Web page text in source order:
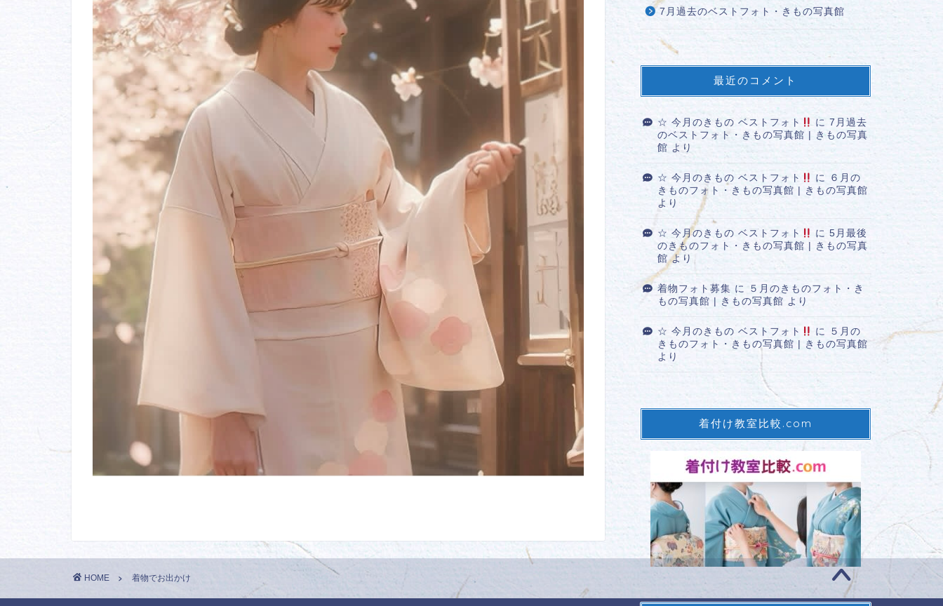
7月過去のベストフォト・きもの写真館
最近のコメント
☆ 今月のきもの ベストフォト に7月過去
のベストフォト・きもの写真館 | きもの写真
館 より
☆ 今月のきもの ベストフォト に
６月の
きものフォト・きもの写真館 | きもの写真館
より
☆ 今月のきもの ベストフォト に5月最後
のきものフォト・きもの写真館 | きもの写真
館より
着物フォト募集 に５月のきものフォト・き
もの写真館 | きもの写真館 より
☆ 今月のきもの ベストフォト に
５月の
きものフォト・きもの写真館 | きもの写真館
より
着付け教室比較.com
HOME 着物でお出かけ